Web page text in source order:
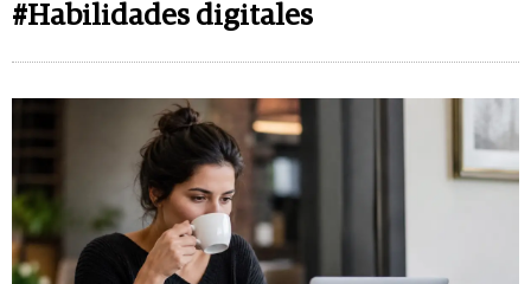
#Habilidades digitales